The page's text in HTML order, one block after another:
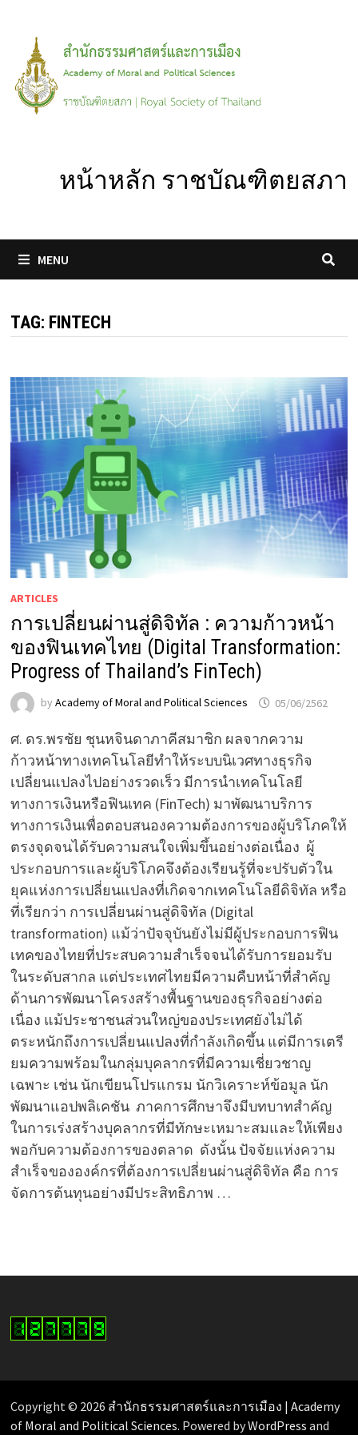
content
หน้าหลัก ราชบัณฑิตยสภา
MENU
TAG: FINTECH
ARTICLES
การเปลี่ยนผ่านสู่ดิจิทัล : ความก้าวหน้า
ของฟินเทคไทย (Digital Transformation:
Progress of Thailand’s FinTech)
by Academy of Moral and Political Sciences 05/06/2562
ศ. ดร.พรชัย ชุนหจินดาภาคีสมาชิก ผลจากความ
ก้าวหน้าทางเทคโนโลยีทำให้ระบบนิเวศทางธุรกิจ
เปลี่ยนแปลงไปอย่างรวดเร็ว มีการนำเทคโนโลยี
ทางการเงินหรือฟินเทค (FinTech) มาพัฒนาบริการ
ทางการเงินเพื่อตอบสนองความต้องการของผู้บริโภคให้
ตรงจุดจนได้รับความสนใจเพิ่มขึ้นอย่างต่อเนื่อง ผู้
ประกอบการและผู้บริโภคจึงต้องเรียนรู้ที่จะปรับตัวใน
ยุคแห่งการเปลี่ยนแปลงที่เกิดจากเทคโนโลยีดิจิทัล หรือ
ที่เรียกว่า การเปลี่ยนผ่านสู่ดิจิทัล (Digital
transformation) แม้ว่าปัจจุบันยังไม่มีผู้ประกอบการฟิน
เทคของไทยที่ประสบความสำเร็จจนได้รับการยอมรับ
ในระดับสากล แต่ประเทศไทยมีความคืบหน้าที่สำคัญ
ด้านการพัฒนาโครงสร้างพื้นฐานของธุรกิจอย่างต่อ
เนื่อง แม้ประชาชนส่วนใหญ่ของประเทศยังไม่ได้
ตระหนักถึงการเปลี่ยนแปลงที่กำลังเกิดขึ้น แต่มีการเตรี
ยมความพร้อมในกลุ่มบุคลากรที่มีความเชี่ยวชาญ
เฉพาะ เช่น นักเขียนโปรแกรม นักวิเคราะห์ข้อมูล นัก
พัฒนาแอปพลิเคชัน ภาคการศึกษาจึงมีบทบาทสำคัญ
ในการเร่งสร้างบุคลากรที่มีทักษะเหมาะสมและให้เพียง
พอกับความต้องการของตลาด ดังนั้น ปัจจัยแห่งความ
สำเร็จขององค์กรที่ต้องการเปลี่ยนผ่านสู่ดิจิทัล คือ การ
จัดการต้นทุนอย่างมีประสิทธิภาพ …
Copyright © 2026 สำนักธรรมศาสตร์และการเมือง | Academy
of Moral and Political Sciences. Powered byWordPress and